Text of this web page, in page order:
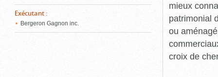
Exécutant :
Bergeron Gagnon inc.
mieux
patrimonial
ou
croix de